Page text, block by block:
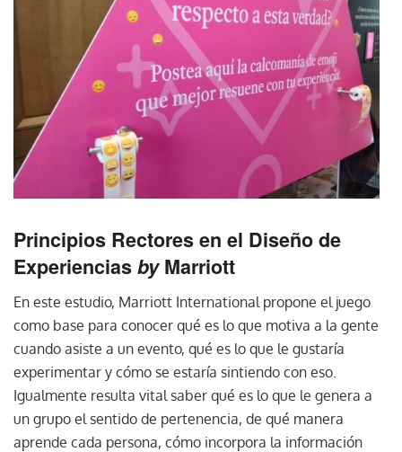
Principios Rectores en el Diseño de
ExperienciasbyMarriott
En este estudio, Marriott International propone el juego
como base para conocer qué es lo que motiva a la gente
cuando asiste a un evento, qué es lo que le gustaría
experimentar y cómo se estaría sintiendo con eso.
Igualmente resulta vital saber qué es lo que le genera a
un grupo el sentido de pertenencia, de qué manera
aprende cada persona, cómo incorpora la información